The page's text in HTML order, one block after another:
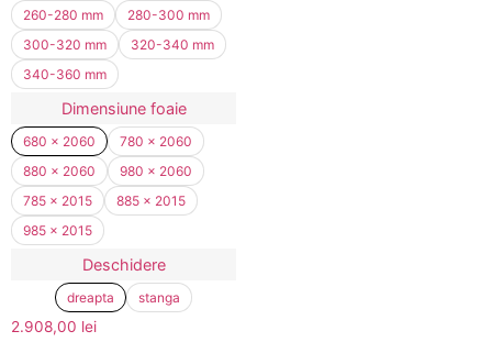
260-280 mm
280-300 mm
300-320 mm
320-340 mm
340-360 mm
Dimensiune foaie
680 x 2060
780 x 2060
880 x 2060
980 x 2060
785 x 2015
885 x 2015
985 x 2015
Deschidere
dreapta stanga
2.908,00 lei